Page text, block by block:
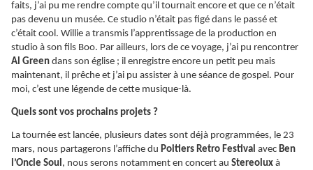
faits, j’ai pu me rendre compte qu’il tournait encore et que ce n’était
pas devenu un musée. Ce studio n’était pas figé dans le passé et
c’était cool. Willie a transmis l’apprentissage de la production en
studio à son fils Boo. Par ailleurs, lors de ce voyage, j’ai pu rencontrer
Al Green dans son église ; il enregistre encore un petit peu mais
maintenant, il prêche et j’ai pu assister à une séance de gospel. Pour
moi, c’est une légende de cette musique-là.
Quels sont vos prochains projets ?
La tournée est lancée, plusieurs dates sont déjà programmées, le 23
mars, nous partagerons l’affiche du Poitiers Retro Festival avec Ben
l’Oncle Soul, nous serons notamment en concert au Stereolux à